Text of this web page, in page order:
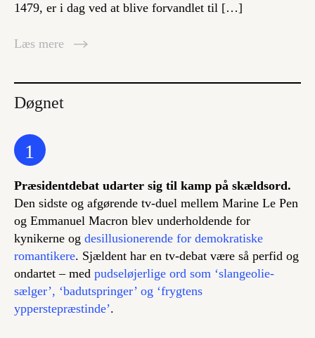
1479, er i dag ved at blive forvandlet til […]
Læs mere
Døgnet
1
Præsidentdebat udarter sig til kamp på skældsord.
Den sidste og afgørende tv-duel mellem Marine Le Pen
og Emmanuel Macron blev underholdende for
kynikerne og desillusionerende for demokratiske
romantikere. Sjældent har en tv-debat være så perfid og
ondartet – med pudseløjerlige ord som ‘slangeolie-
sælger’, ‘badutspringer’ og ‘frygtens
ypperstepræstinde’.